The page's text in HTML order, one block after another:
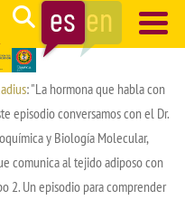
Search
: "La hormona que habla con
episodio conversamos con el Dr.
y Biología Molecular,
comunica al tejido adiposo con
2. Un episodio para comprender